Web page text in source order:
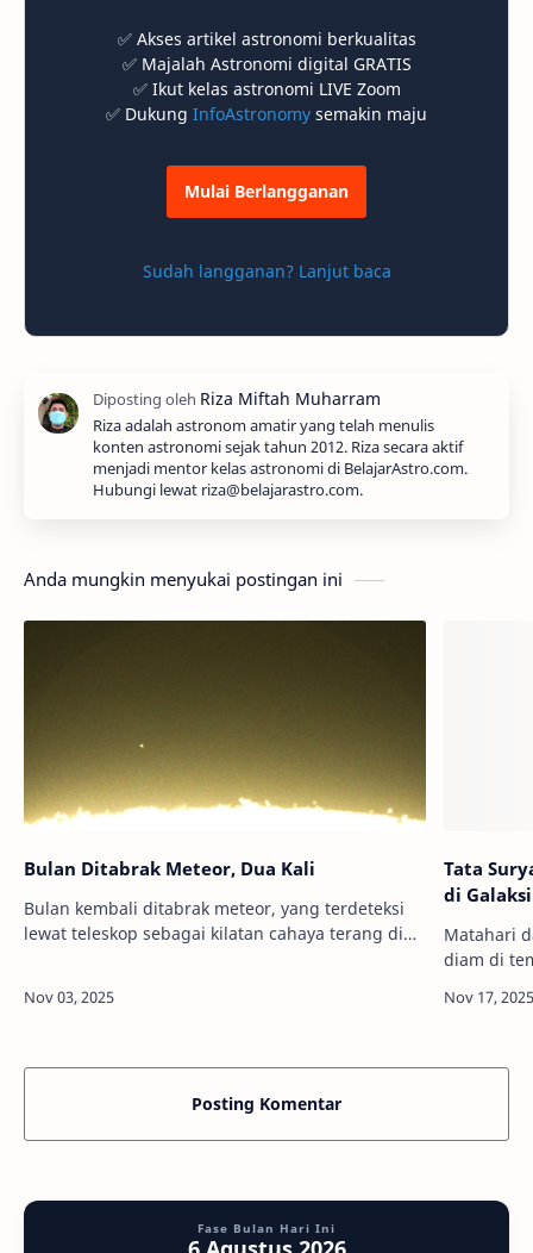
✅ Akses artikel astronomi berkualitas
✅ Majalah Astronomi digital GRATIS
✅ Ikut kelas astronomi LIVE Zoom
✅ Dukung InfoAstronomy semakin maju
Mulai Berlangganan
Sudah langganan? Lanjut baca
Riza adalah astronom amatir yang telah menulis
konten astronomi sejak tahun 2012. Riza secara aktif
menjadi mentor kelas astronomi di BelajarAstro.com.
Hubungi lewat riza@belajarastro.com.
Anda mungkin menyukai postingan ini
Bulan Ditabrak Meteor, Dua Kali
Bulan kembali ditabrak meteor, yang terdeteksi
lewat teleskop sebagai kilatan cahaya terang di
Tata
di
Matahari
diam di
cepat dari
Posting Komentar
Fase Bulan Hari Ini